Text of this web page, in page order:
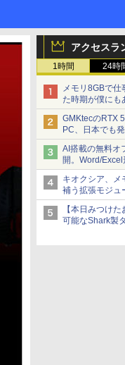
アクセスラ
1時間 24時
メモリ8GBで
た時期が僕にも
GMKtecのRTX
PC、日本でも
AI搭載の無料オ
開。Word/
キオクシア、メ
補う拡張モジュ
【本日みつけ
可能なShark製